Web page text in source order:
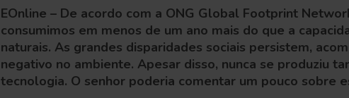
EOnline – De acordo com a ONG Global Footprint
consumimos em menos de um ano mais do que a
naturais. As grandes disparidades sociais persistem,
negativo no ambiente. Apesar disso, nunca se produziu
tecnologia. O senhor poderia comentar um pouco sobre